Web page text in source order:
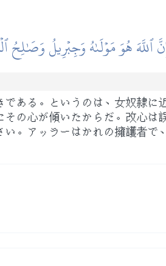
ٱللَّهَ هُوَ مَوۡلَىٰهُ وَجِبۡرِيلُ وَصَٰلِحُ
ある。というのは、女奴隷
の心が傾いたからだ。改心
。アッラーはかれの擁護者